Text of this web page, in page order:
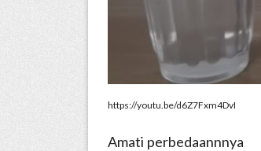
https://youtu.be/d6Z7Fxm4DvI
Amati perbedaannnya